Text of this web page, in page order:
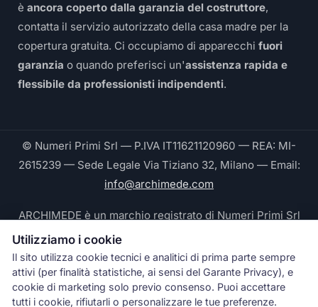
èancora coperto dalla garanzia del costruttore,
contatta il servizio autorizzato della casa madre per la
copertura gratuita. Ci occupiamo di apparecchifuori
garanzia o quando preferisci un'assistenza rapida e
flessibile da professionisti indipendenti.
© Numeri Primi Srl — P.IVA IT11621120960 — REA: MI-
2615239 — Sede Legale Via Tiziano 32, Milano — Email:
info@archimede.com
ARCHIMEDE è un marchio registrato di Numeri Primi Srl
Le fotografie pubblicate su questo sito ritraggono
tecnici Archimede® durante interventi reali e sono di
proprietà esclusiva di Numeri Primi Srl © 2026. Ogni
riproduzione non autorizzata è vietata.
Utilizziamo i cookie
Il sito utilizza cookie tecnici e analitici di prima parte sempre
attivi (per finalità statistiche, ai sensi del Garante Privacy), e
cookie di marketing solo previo consenso. Puoi accettare
tutti i cookie, rifiutarli o personalizzare le tue preferenze.